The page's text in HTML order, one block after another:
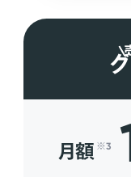
月額 ※3